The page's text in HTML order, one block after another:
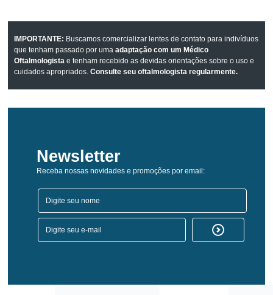
IMPORTANTE: Buscamos comercializar lentes de contato para indivíduos
que tenham passado por umaadaptação com um Médico
Oftalmologista e tenham recebido as devidas orientações sobre o uso e
cuidados apropriados.Consulte seu oftalmologista regularmente.
Newsletter
Receba nossas novidades e promoções por email: